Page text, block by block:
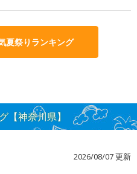
夏祭りランキング
【神奈川県】
2026/08/07 更新